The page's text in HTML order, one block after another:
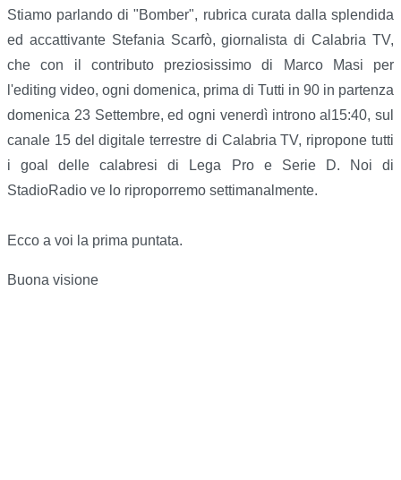
Stiamo parlando di "Bomber", rubrica curata dalla splendida
ed accattivante Stefania Scarfò, giornalista di Calabria TV,
che con il contributo preziosissimo di Marco Masi per
l'editing video, ogni domenica, prima di Tutti in 90 in partenza
domenica 23 Settembre, ed ogni venerdì introno al15:40, sul
canale 15 del digitale terrestre di Calabria TV, ripropone tutti
i goal delle calabresi di Lega Pro e Serie D. Noi di
StadioRadio ve lo riproporremo settimanalmente.
Ecco a voi la prima puntata.
Buona visione